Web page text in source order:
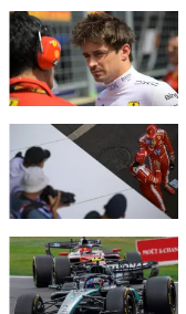
2 China GP
3 Japan GP
4 Miami GP